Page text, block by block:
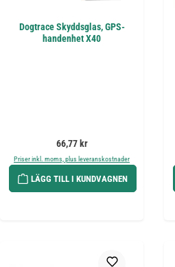
Dogtrace Skyddsglas, GPS-
handenhet X40
Ordinarie pris:
66,77 kr
Priser inkl. moms, plus leveranskostnader
LÄGG TILL I KUNDVAGNEN